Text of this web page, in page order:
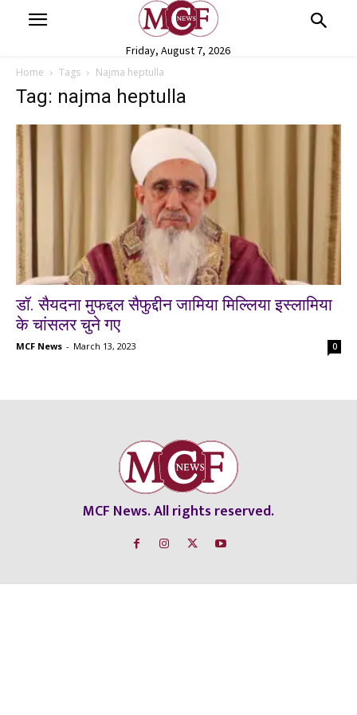
Friday, August 7, 2026
Home Tags Najma heptulla
Tag: najma heptulla
डॉ. सैयदना मुफद्दल सैफुद्दीन जामिया मिल्लिया इस्लामिया
के चांसलर चुने गए
MCF News - March 13, 2023 0
MCF News. All rights reserved.